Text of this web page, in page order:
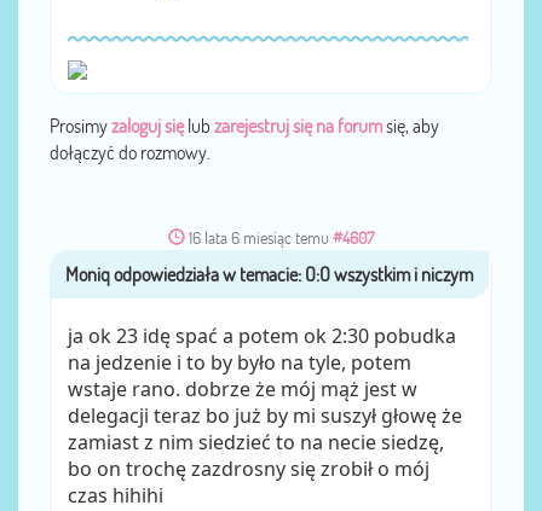
Prosimyzaloguj sięlub zarejestruj się na forumsię, aby
dołączyć do rozmowy.
16 lata 6 miesiąc temu #4607
przezMoniq
ja ok 23 idę spać a potem ok 2:30 pobudka
na jedzenie i to by było na tyle, potem
wstaje rano. dobrze że mój mąż jest w
delegacji teraz bo już by mi suszył głowę że
zamiast z nim siedzieć to na necie siedzę,
bo on trochę zazdrosny się zrobił o mój
czas hihihi